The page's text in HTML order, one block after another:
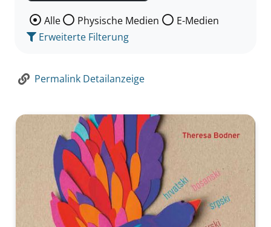
Wählen Sie die Medienart nach der Sie suchen wollen.
Alle Physische Medien
E-Medien
Erweiterte Filterung
Permalink Detailanzeige